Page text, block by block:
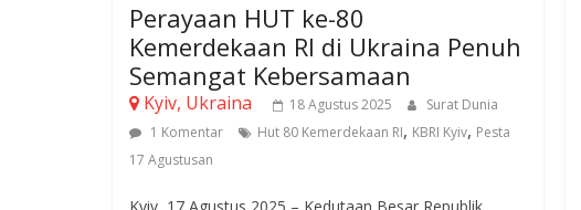
Perayaan HUT ke-80
Kemerdekaan RI di Ukraina Penuh
Semangat Kebersamaan
Kyiv, Ukraina 18 Agustus 2025
Surat Dunia
1 Komentar
Hut 80 Kemerdekaan RI, KBRI Kyiv, Pesta
17 Agustusan